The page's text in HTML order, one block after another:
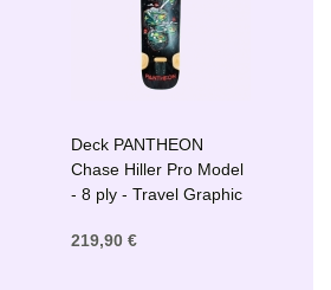
Deck PANTHEON
Chase Hiller Pro Model
- 8 ply - Travel Graphic
219,90 €